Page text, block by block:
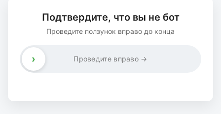
Подтвердите, что вы не бот
Проведите ползунок вправо до конца
Проведите вправо →
›